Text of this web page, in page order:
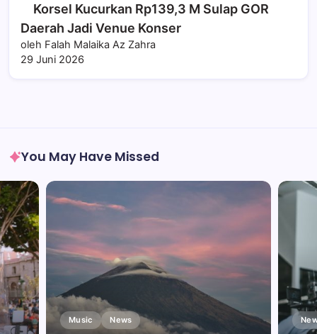
Korsel Kucurkan Rp139,3 M Sulap GOR
Daerah Jadi Venue Konser
oleh Falah Malaika Az Zahra
29 Juni 2026
You May Have Missed
Music News